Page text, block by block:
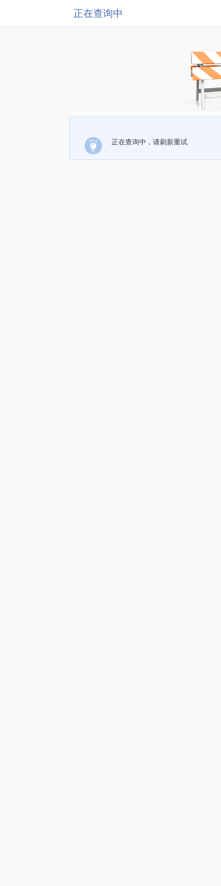
正在查询中
正在查询中，请刷新重试